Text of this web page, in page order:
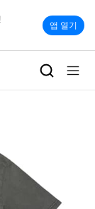
앱 열기